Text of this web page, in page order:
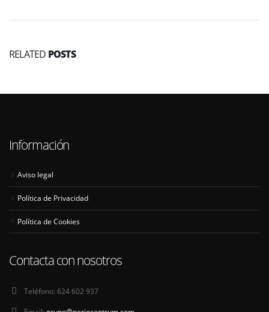
RELATED POSTS
Información
Aviso legal
Política de Privacidad
Política de Cookies
Contacta con nosotros
Teléfono: 624 602 937